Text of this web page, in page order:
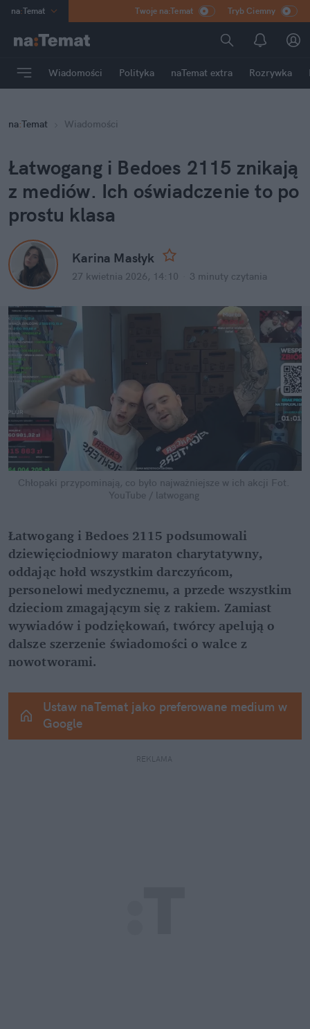
na:Temat
Poland
mama
Rozrywka
Twoje na:Temat Tryb Ciemny
Wiadomości Polityka naTemat extra Rozrywka
na:Temat Wiadomości
Łatwogang i Bedoes 2115 znikają
z mediów. Ich oświadczenie to po
prostu klasa
Karina Masłyk
27 kwietnia 2026, 14:10 3 minuty czytania
Chłopaki przypominają, co było najważniejsze w ich akcji Fot.
YouTube / latwogang
Łatwogang i Bedoes 2115 podsumowali
dziewięciodniowy maraton charytatywny,
oddając hołd wszystkim darczyńcom,
personelowi medycznemu, a przede wszystkim
dzieciom zmagającym się z rakiem. Zamiast
wywiadów i podziękowań, twórcy apelują o
dalsze szerzenie świadomości o walce z
nowotworami.
Ustaw naTemat jako preferowane medium w
Google
REKLAMA